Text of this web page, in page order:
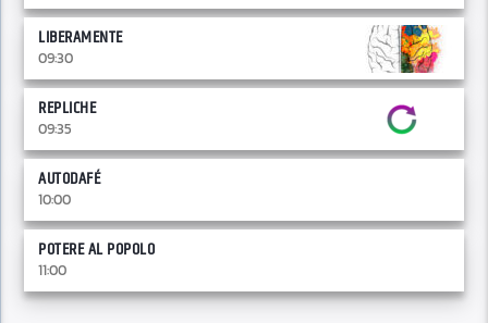
LIBERAMENTE
09:30
REPLICHE
09:35
AUTODAFÉ
10:00
POTERE AL POPOLO
11:00